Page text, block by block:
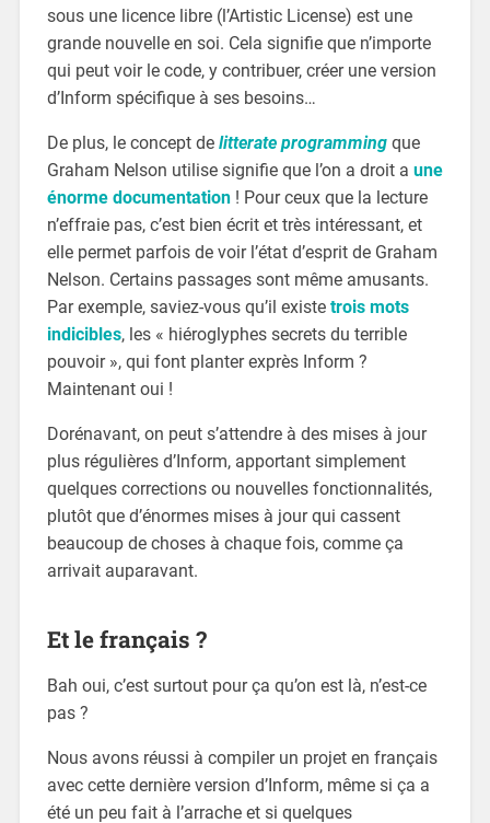
sous une licence libre (l’Artistic License) est une
grande nouvelle en soi. Cela signifie que n’importe
qui peut voir le code, y contribuer, créer une version
d’Inform spécifique à ses besoins…
De plus, le concept de litterate programmingque
Graham Nelson utilise signifie que l’on a droit a une
énorme documentation! Pour ceux que la lecture
n’effraie pas, c’est bien écrit et très intéressant, et
elle permet parfois de voir l’état d’esprit de Graham
Nelson. Certains passages sont même amusants.
Par exemple, saviez-vous qu’il existe trois mots
indicibles, les « hiéroglyphes secrets du terrible
pouvoir », qui font planter exprès Inform ?
Maintenant oui !
Dorénavant, on peut s’attendre à des mises à jour
plus régulières d’Inform, apportant simplement
quelques corrections ou nouvelles fonctionnalités,
plutôt que d’énormes mises à jour qui cassent
beaucoup de choses à chaque fois, comme ça
arrivait auparavant.
Et le français ?
Bah oui, c’est surtout pour ça qu’on est là, n’est-ce
pas ?
Nous avons réussi à compiler un projet en français
avec cette dernière version d’Inform, même si ça a
été un peu fait à l’arrache et si quelques